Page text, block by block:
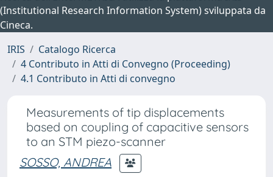
(Institutional Research Information System) sviluppata da
Cineca.
IRIS
Catalogo Ricerca
4 Contributo in Atti di Convegno (Proceeding)
4.1 Contributo in Atti di convegno
Measurements of tip displacements
based on coupling of capacitive sensors
to an STM piezo-scanner
SOSSO, ANDREA